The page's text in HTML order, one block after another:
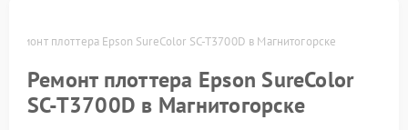
Ремонт плоттера Epson SureColor SC-T3700D в Магнитогорске
Ремонт плоттера Epson SureColor
SC-T3700D в Магнитогорске